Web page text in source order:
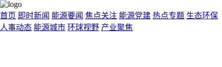
首页 即时新闻 能源要闻 焦点关注 能源党建 热点专题 生态环保
人事动态 能源城市 环球视野 产业聚焦